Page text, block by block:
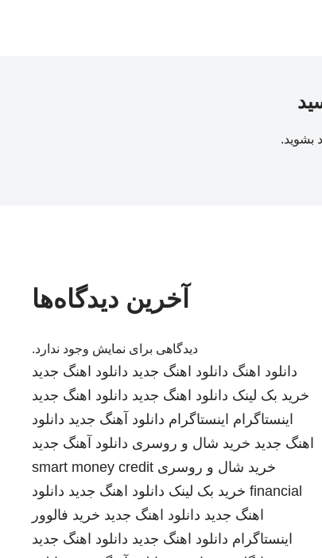
بشوید.
آخرین دیدگاه‌ها
دیدگاهی برای نمایش وجود ندارد.
دانلود اهنگ دانلود اهنگ جدید دانلود اهنگ جدید
خرید بک لینک دانلود اهنگ جدید دانلود اهنگ جدید
اینستاگرام اینستاگرام دانلود آهنگ جدید دانلود
اهنگ جدید خرید شال و روسری دانلود آهنگ جدید
خرید شال و روسری smart money credit
financial خرید بک لینک دانلود اهنگ جدید دانلود
اهنگ جدید دانلود اهنگ جدید خرید فالوور
اینستاگرام دانلود اهنگ جدید دانلود اهنگ جدید